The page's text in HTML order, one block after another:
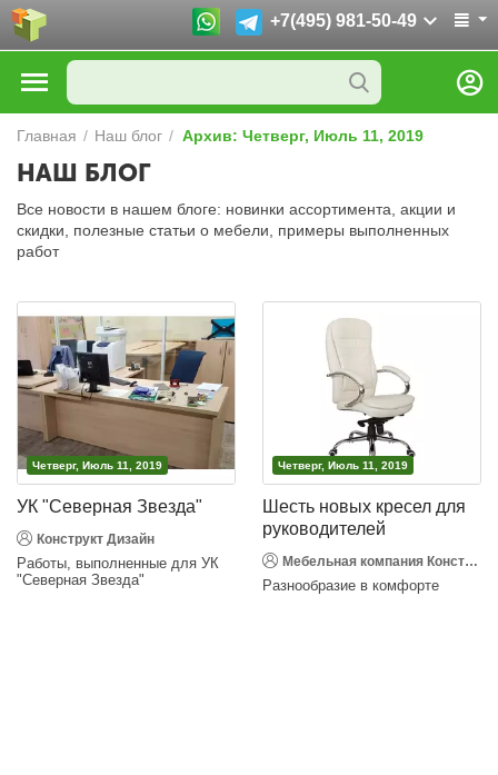
+7(495) 981-50-49
Главная / Наш блог / Архив: Четверг, Июль 11, 2019
НАШ БЛОГ
Все новости в нашем блоге: новинки ассортимента, акции и
скидки, полезные статьи о мебели, примеры выполненных
работ
Четверг, Июль 11, 2019
УК "Северная Звезда"
Конструкт Дизайн
Работы, выполненные для УК
"Северная Звезда"
Четверг, Июль 11, 2019
Шесть новых кресел для
руководителей
Мебельная компания Конструкт Дизайн
Разнообразие в комфорте